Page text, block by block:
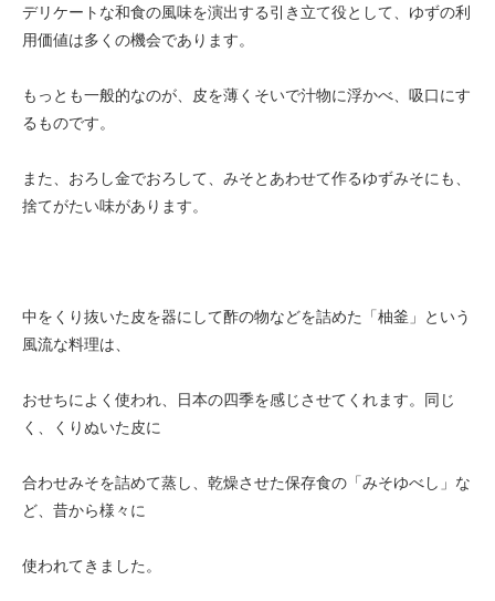
デリケートな和食の風味を演出する引き立て役として、ゆずの利
用価値は多くの機会であります。
もっとも一般的なのが、皮を薄くそいで汁物に浮かべ、吸口にす
るものです。
また、おろし金でおろして、みそとあわせて作るゆずみそにも、
捨てがたい味があります。
中をくり抜いた皮を器にして酢の物などを詰めた「柚釜」という
風流な料理は、
おせちによく使われ、日本の四季を感じさせてくれます。同じ
く、くりぬいた皮に
合わせみそを詰めて蒸し、乾燥させた保存食の「みそゆべし」な
ど、昔から様々に
使われてきました。